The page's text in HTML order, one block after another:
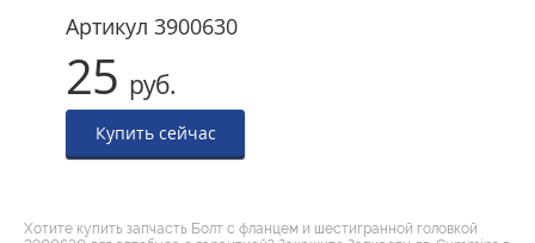
Артикул 3900630
25 руб.
Купить сейчас
Хотите купить запчасть Болт с фланцем и шестигранной головкой